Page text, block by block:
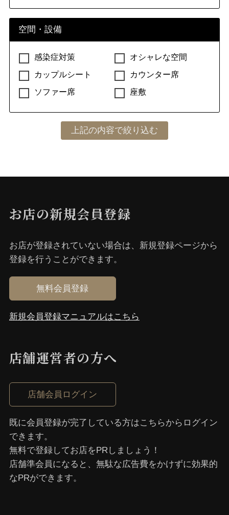
空間・設備
感染症対策
オシャレな空間
カップルシート
カウンター席
ソファー席
座敷
お店の新規会員登録
お店が登録されていない場合は、新規登録ページから
登録を⾏うことができます。
無料会員登録
新規会員登録マニュアルはこちら
店舗運営者の⽅へ
店舗会員ログイン
既に会員登録が完了している⽅はこちらからログイン
できます。
無料で登録してお店をPRしましょう！
店舗準会員になると、無駄な広告費をかけずに効果的
なPRができます。